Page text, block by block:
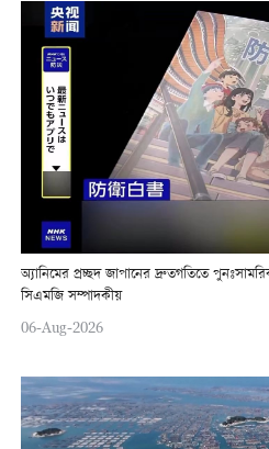
অ্যানিমের প্রচ্ছদ জাপানের দ্রুতগতিতে
সিএমজি সম্পাদকীয়
06-Aug-2026